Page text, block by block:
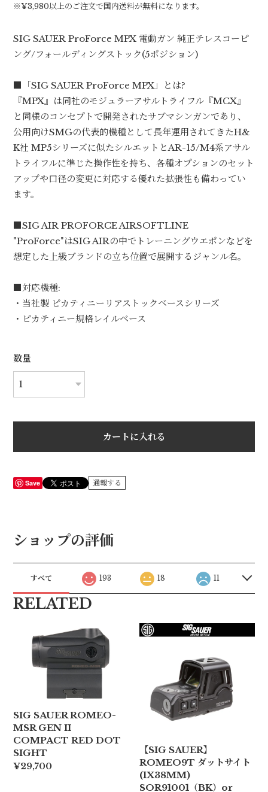
※¥3,980以上のご注文で国内送料が無料になります。
SIG SAUER ProForce MPX 電動ガン 純正テレスコーピ
ング/フォールディングストック(5ポジション)
■「SIG SAUER ProForce MPX」とは?
『MPX』は同社のモジュラーアサルトライフル『MCX』
と同様のコンセプトで開発されたサブマシンガンであり、
公用向けSMGの代表的機種として長年運用されてきたH&
K社 MP5シリーズに似たシルエットとAR-15/M4系アサル
トライフルに準じた操作性を持ち、各種オプションのセット
アップや口径の変更に対応する優れた拡張性も備わってい
ます。
■SIG AIR PROFORCE AIRSOFTLINE
"ProForce"はSIG AIRの中でトレーニングウエポンなどを
想定した上級ブランドの立ち位置で展開するジャンル名。
■対応機種:
・当社製 ピカティニーリアストックベースシリーズ
・ピカティニー規格レイルベース
数量
カートに入れる
Save 通報する
ショップの評価
すべて 193 18 11
RELATED
SIG SAUER ROMEO-
MSR GEN II
COMPACT RED DOT
SIGHT
¥29,700
【SIG SAUER】
ROMEO9T ダットサイト
(1X38MM)
SOR91001（BK）or